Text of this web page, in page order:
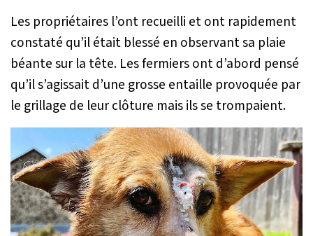
Les propriétaires l’ont recueilli et ont rapidement
constaté qu’il était blessé en observant sa plaie
béante sur la tête. Les fermiers ont d’abord pensé
qu’il s’agissait d’une grosse entaille provoquée par
le grillage de leur clôture mais ils se trompaient.